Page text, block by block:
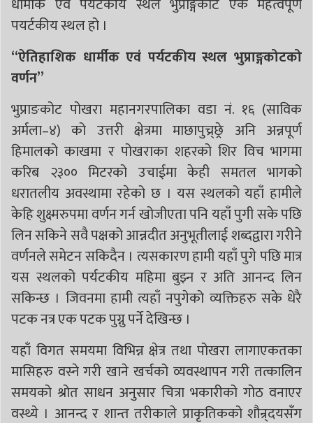
धार्मीक एवं पयर्टकीय स्थल भुप्राङ्गकोट एक महत्वपूर्ण
पयर्टकीय स्थल हो ।
“ऐतिहाशिक धार्मीक एवं पर्यटकीय स्थल भुप्राङ्गकोटको
वर्णन”
भुप्राङकोट पोखरा महानगरपालिका वडा नं. १६ (साविक
अर्मला–४) को उत्तरी क्षेत्रमा माछापुच्र्छ्रे अनि अन्नपूर्ण
हिमालको काखमा र पोखराका शहरको शिर विच भागमा
करिब २३०० मिटरको उचाईमा केही समतल भागको
धरातलीय अवस्थामा रहेको छ । यस स्थलको यहाँ हामीले
केहि शुक्ष्मरुपमा वर्णन गर्न खोजीएता पनि यहाँ पुगी सके पछि
लिन सकिने सवै पक्षको आन्नदीत अनुभूतीलाई शब्दद्वारा गरीने
वर्णनले समेटन सकिदैन । त्यसकारण हामी यहाँ पुगे पछि मात्र
यस स्थलको पर्यटकीय महिमा बुझ्न र अति आनन्द लिन
सकिन्छ । जिवनमा हामी त्यहाँ नपुगेको व्यक्तिहरु सके धेरै
पटक नत्र एक पटक पुग्नु पर्ने देखिन्छ ।
यहाँ विगत समयमा विभिन्न क्षेत्र तथा पोखरा लागाएकतका
मासिहरु वस्ने गरी खाने खर्चको व्यवस्थापन गरी तत्कालिन
समयको श्रोत साधन अनुसार चित्रा भकारीको गोठ वनाएर
वस्थ्ये । आनन्द र शान्त तरीकाले प्राकृतिकको शौन्र्दयसँग